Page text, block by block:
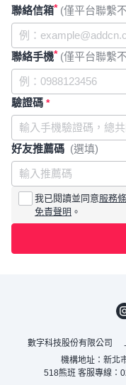
聯絡信箱* (僅平台聯繫
聯絡手機* (僅平台聯繫
驗證碼 *
好友推薦碼 (選填)
我已閱讀並同意服務
免責聲明 。
數字科技股份有限公司
機構地址：新北
518熊班 客服專線：